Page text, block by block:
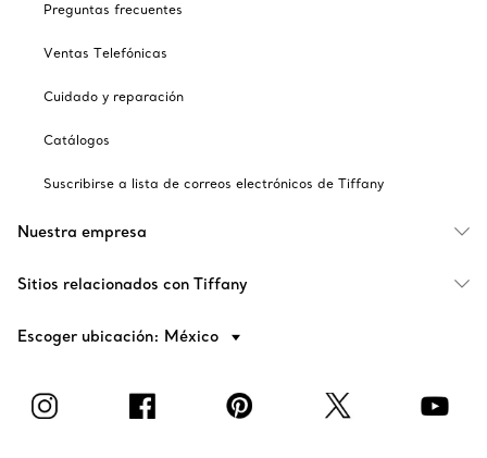
Preguntas frecuentes
Ventas Telefónicas
Cuidado y reparación
Catálogos
Suscribirse a lista de correos electrónicos de Tiffany
Nuestra empresa
Sitios relacionados con Tiffany
Escoger ubicación: México